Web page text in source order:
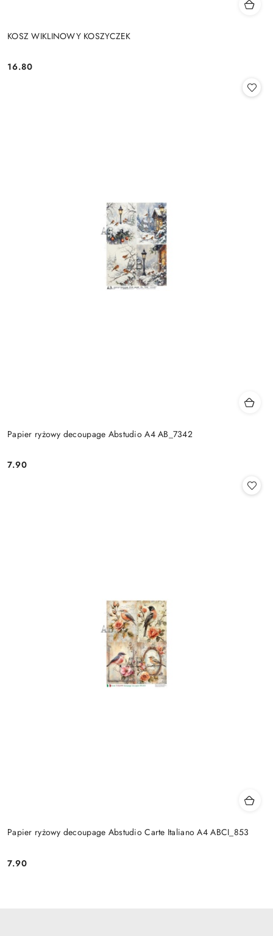
KOSZ WIKLINOWY KOSZYCZEK
Cena:
16.80
Papier ryżowy decoupage Abstudio A4 AB_7342
Cena:
7.90
Papier ryżowy decoupage Abstudio Carte Italiano A4 ABCI_853
Cena:
7.90